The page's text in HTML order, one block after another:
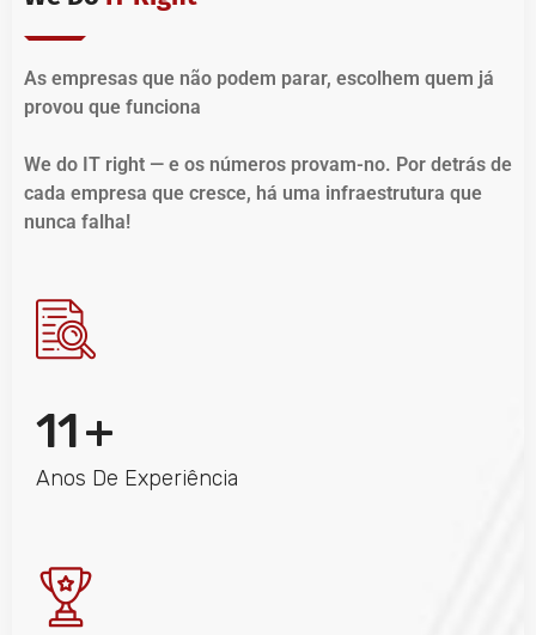
As empresas que não podem parar, escolhem quem já
provou que funciona
We do IT right — e os números provam-no. Por detrás de
cada empresa que cresce, há uma infraestrutura que
nunca falha!
11+
Anos De Experiência